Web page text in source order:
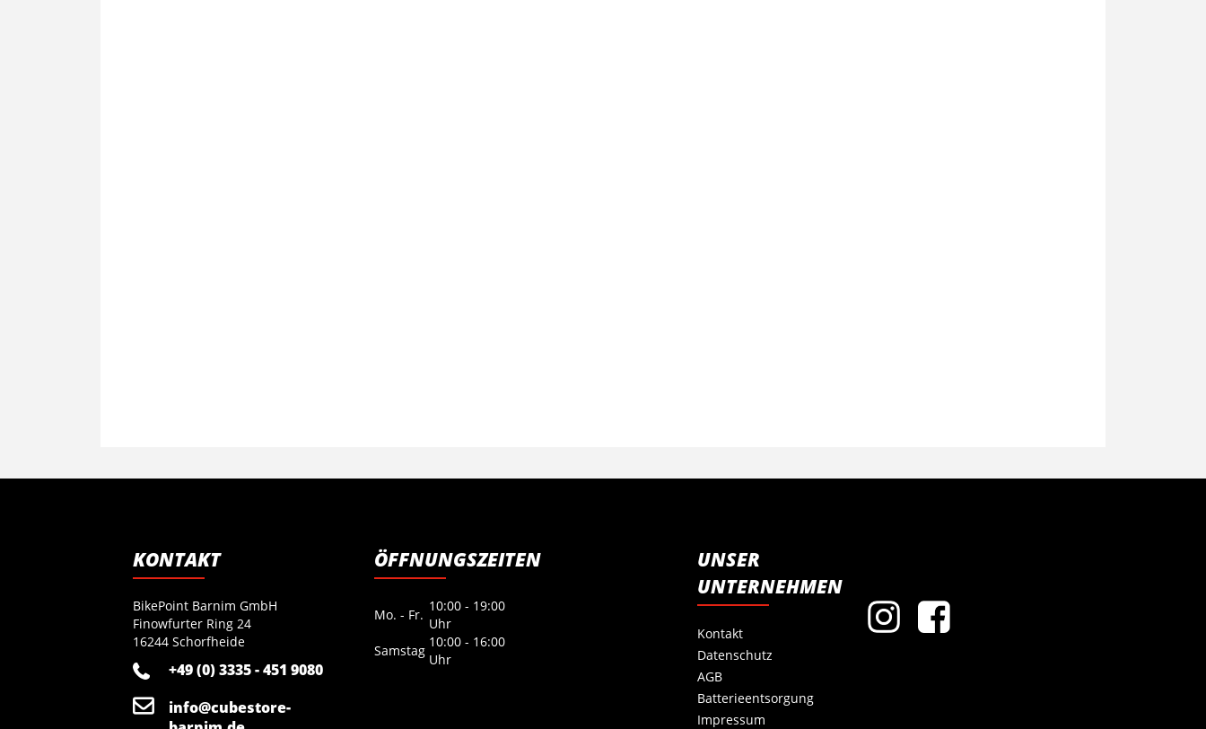
KONTAKT
BikePoint Barnim GmbH
Finowfurter Ring 24
16244 Schorfheide
+49 (0) 3335 - 451 9080
info@cubestore-
ÖFFNUNGSZEITEN
Mo. - Fr.
10:00 - 19:00
Uhr
Samstag
10:00 - 16:00
Uhr
UNSER
UNTERNEHMEN
Kontakt
Datenschutz
AGB
Batterieentsorgung
Impressum